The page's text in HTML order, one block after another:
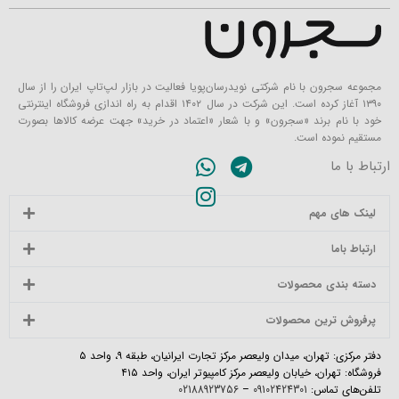
مجموعه سجرون با نام شرکتی نویدرسان‌پویا فعالیت در بازار لپ‌تاپ ایران را از سال
۱۳۹۰ آغاز کرده است. این شرکت در سال ۱۴۰۲ اقدام به راه اندازی فروشگاه اینترنتی
خود با نام برند «سجرون» و با شعار «اعتماد در خرید» جهت عرضه کالاها بصورت
مستقیم نموده است.
ارتباط با ما
لینک های مهم
ارتباط باما
دسته بندی محصولات
پرفروش ترین محصولات
دفتر مرکزی: تهران، میدان ولیعصر مرکز تجارت ایرانیان، طبقه ۹، واحد ۵
فروشگاه: تهران، خیابان ولیعصر مرکز کامپیوتر ایران، واحد ۴۱۵
تلفن‌های تماس: 09102424301
–
02188923756